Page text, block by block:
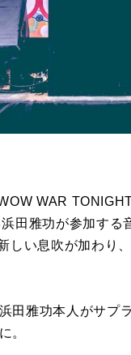
WAR
田雅功が参加す
しい息吹が加わり
田雅功本人がサプ
。